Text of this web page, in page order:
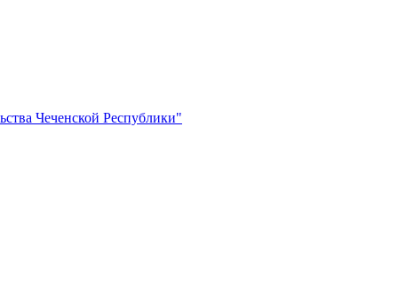
Чеченской Республики"